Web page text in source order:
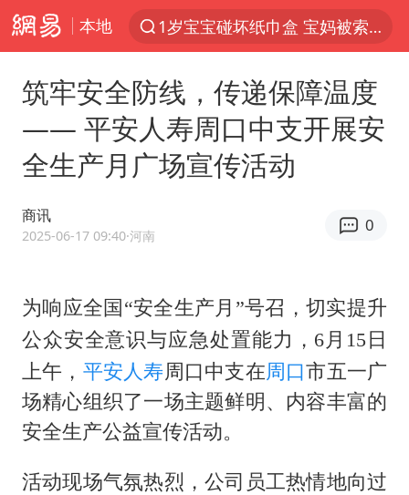
本地
1岁宝宝碰坏纸巾盒 宝妈被索赔924元
Meta被判支付5.67亿美元
47岁妈妈突然产女 26岁女儿：很震惊
阿根廷足协发文力挺因凡蒂诺
A股开盘：民爆、CPO等概念走强
21楼高空抛物嫌疑人被拘留
日韩股市高开跳水 SK海力士下挫转跌
台风白海豚最新路径研判来了
OpenAI为免费用户升级GPT-5.6 Luna
粉笔发布“自曝式”公开信
女子利用漏洞0元薅走3000多件家电
筑牢安全防线，传递保障温度
—— 平安人寿周口中支开展安
全生产月广场宣传活动
商讯
2025-06-17 09:40·河南
0
为响应全国 “安全生产月”号召，切实提升
公众安全意识与应急处置能力， 6 月 15 日
上午， 平安人寿周口中支在周口市五一广
场精心组织了一场主题鲜明、内容丰富的
安全生产公益宣传活动。
活动现场气氛热烈，公司员工热情地向过